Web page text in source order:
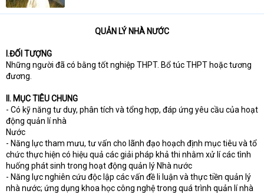
t
e
QUẢN LÝ NHÀ NƯỚC
I.ĐỐI TƯỢNG
Những người đã có bằng tốt nghiệp THPT. Bổ túc THPT hoặc tương
đương.
II. MỤC TIÊU CHUNG
- Có kỹ năng tư duy, phân tích và tổng hợp, đáp ứng yêu cầu của hoạt
động quản lí nhà
Nước
- Năng lực tham mưu, tư vấn cho lãnh đạo hoạch định mục tiêu và tổ
chức thực hiện có hiệu quả các giải pháp khả thi nhằm xử lí các tình
huống phát sinh trong hoạt động quản lý Nhà nước
- Năng lực nghiên cứu độc lập các vấn đề li luận và thực tiền quản lý
nhà nước; ứng dụng khoa học công nghệ trong quá trình quản lí nhà